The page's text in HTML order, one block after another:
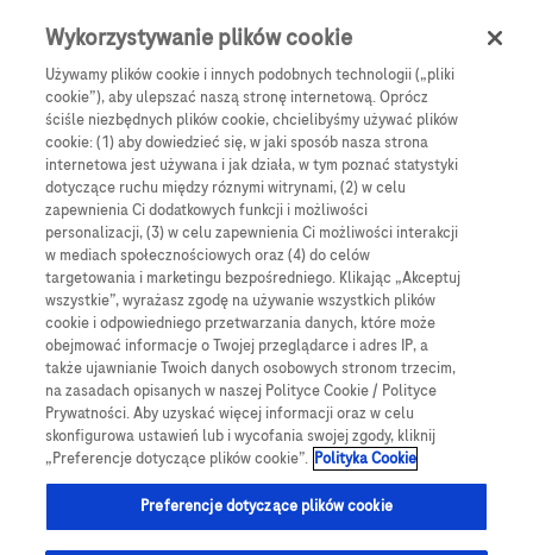
Skip navigation Menu
Ścieżka nawigacyjna
Strona główna
Polityka zwrotów
Zwroty (odstąpienie od umowy)
Klient ma prawo odstąpić od umowy bez
podania przyczyny w ciągu 14 dni
kalendarzowych od otrzymania Produktu.
Aby skorzystać z prawa odstąpienia,
należy przesłać Sprzedawcy jednoznaczne
oświadczenie (np. e-mail) zawierające: imię
i nazwisko Klienta, nazwę i ilość
zwracanego Produktu, numer zamówienia
lub faktury lub skorzystać ze wzoru
Wykorzystywanie plików cookie
Używamy plików cookie i innych podobnych technologii („pliki
cookie”), aby ulepszać naszą stronę internetową. Oprócz
ściśle niezbędnych plików cookie, chcielibyśmy używać plików
cookie: (1) aby dowiedzieć się, w jaki sposób nasza strona
internetowa jest używana i jak działa, w tym poznać statystyki
dotyczące ruchu między róznymi witrynami, (2) w celu
zapewnienia Ci dodatkowych funkcji i możliwości
personalizacji, (3) w celu zapewnienia Ci możliwości interakcji
w mediach społecznościowych oraz (4) do celów
targetowania i marketingu bezpośredniego. Klikając „Akceptuj
wszystkie”, wyrażasz zgodę na używanie wszystkich plików
cookie i odpowiedniego przetwarzania danych, które może
obejmować informacje o Twojej przeglądarce i adres IP, a
także ujawnianie Twoich danych osobowych stronom trzecim,
na zasadach opisanych w naszej Polityce Cookie / Polityce
Prywatności. Aby uzyskać więcej informacji oraz w celu
skonfigurowa ustawień lub i wycofania swojej zgody, kliknij
„Preferencje dotyczące plików cookie”. Polityka Cookie
Preferencje dotyczące plików cookie